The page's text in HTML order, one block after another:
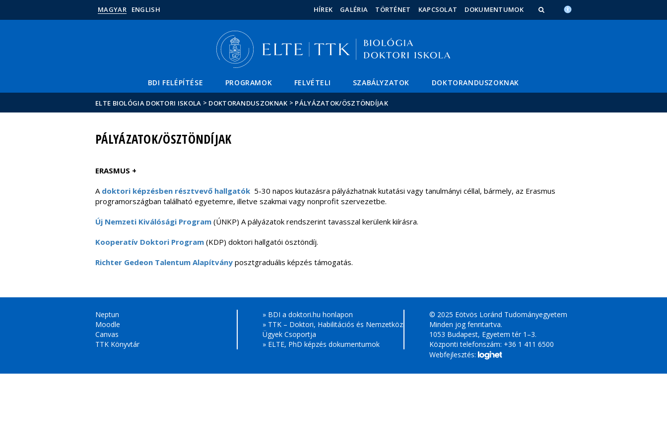
Hírek
Események
ELTE a
MAGYAR ENGLISH HÍREK GALÉRIA TÖRTÉNET KAPCSOLAT DOKUMENTUMOK
BDI FELÉPÍTÉSE PROGRAMOK FELVÉTELI SZABÁLYZATOK DOKTORANDUSZOKNAK
ELTE BIOLÓGIA DOKTORI ISKOLA > DOKTORANDUSZOKNAK > PÁLYÁZATOK/ÖSZTÖNDÍJAK
PÁLYÁZATOK/ÖSZTÖNDÍJAK
ERASMUS +
A doktori képzésben résztvevő hallgatók 5-30 napos kiutazásra pályázhatnak kutatási vagy tanulmányi céllal, bármely, az Erasmus
programországban található egyetemre, illetve szakmai vagy nonprofit szervezetbe.
Új Nemzeti Kiválósági Program (ÚNKP) A pályázatok rendszerint tavasszal kerülenk kiírásra.
Kooperatív Doktori Program (KDP) doktori hallgatói ösztöndíj.
Richter Gedeon Talentum Alapítvány posztgraduális képzés támogatás.
Neptun
Moodle
Canvas
TTK Könyvtár
» BDI a doktori.hu honlapon
» TTK – Doktori, Habilitációs és Nemzetközi
Ügyek Csoportja
» ELTE, PhD képzés dokumentumok
© 2025 Eötvös Loránd Tudományegyetem
Minden jog fenntartva.
1053 Budapest, Egyetem tér 1–3.
Központi telefonszám: +36 1 411 6500
Webfejlesztés: